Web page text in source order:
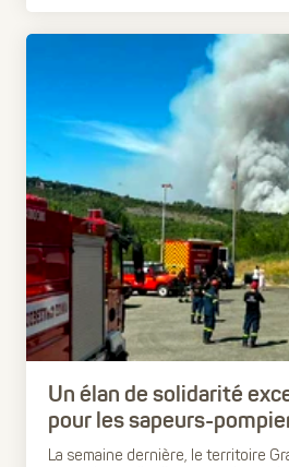
Un élan de solidarité
pour les sapeurs-
La semaine dernière, le territoire